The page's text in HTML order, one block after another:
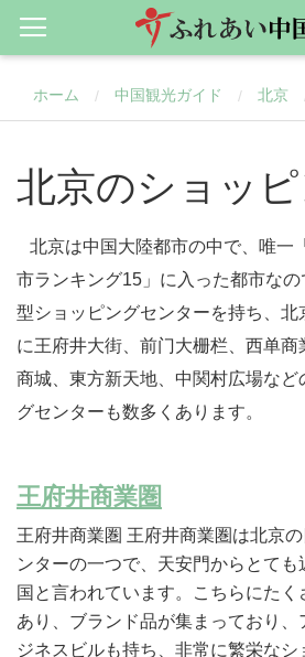
ホーム / 中国観光ガイド / 北京
北京のショッ
北京は中国大陸都市の中で、唯一
市ランキング15」に入った都市な
型ショッピングセンターを持ち、北
に王府井大街、前门大栅栏、西单
商城、東方新天地、中関村広場など
グセンターも数多くあります。
王府井商業圏
王府井商業圏 王府井商業圏は北京
ンターの一つで、天安門からとて
国と言われています。こちらにた
あり、ブランド品が集まっており
ジネスビルも持ち、非常に繁栄な